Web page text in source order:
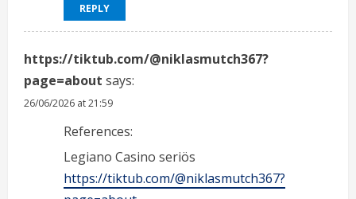
REPLY
https://tiktub.com/@niklasmutch367?
page=about says:
26/06/2026 at 21:59
References:
Legiano Casino seriös
https://tiktub.com/@niklasmutch367?